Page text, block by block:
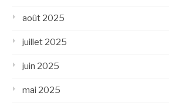
août 2025
juillet 2025
juin 2025
mai 2025